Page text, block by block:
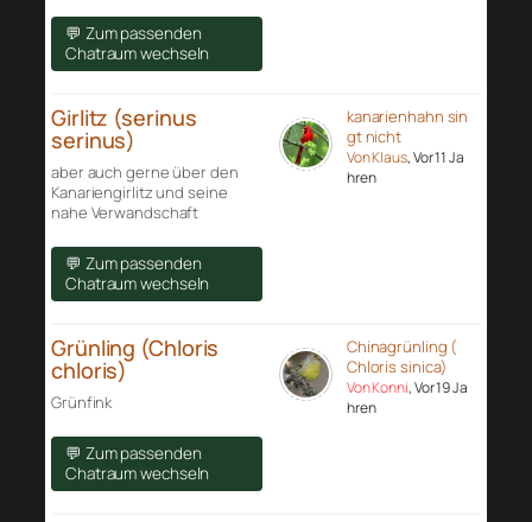
💬 Zum passenden
Chatraum wechseln
Girlitz (serinus
serinus)
aber auch gerne über den
Kanariengirlitz und seine
nahe Verwandschaft
💬 Zum passenden
Chatraum wechseln
kanarienhahn sin
gt nicht
Von Klaus, Vor 11 Ja
hren
Grünling (Chloris
chloris)
Grünfink
💬 Zum passenden
Chatraum wechseln
Chinagrünling (
Chloris sinica)
Von Konni, Vor 19 Ja
hren